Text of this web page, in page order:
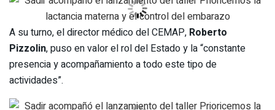
A su turno, el director médico del CEMAP, Roberto
Pizzolin, puso en valor el rol del Estado y la “constante
presencia y acompañamiento a todo este tipo de
actividades”.